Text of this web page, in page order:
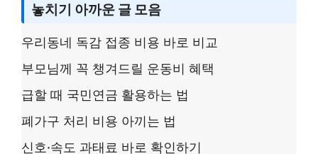
놓치기 아까운 글 모음
우리동네 독감 접종 비용 바로 비교
부모님께 꼭 챙겨드릴 운동비 혜택
급할 때 국민연금 활용하는 법
폐가구 처리 비용 아끼는 법
신호·속도 과태료 바로 확인하기